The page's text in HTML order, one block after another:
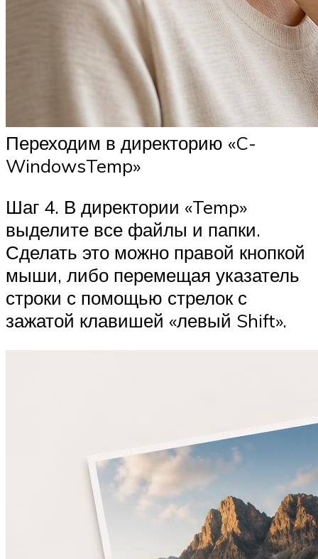
Переходим в директорию «C-
WindowsTemp»
Шаг 4. В директории «Temp»
выделите все файлы и папки.
Сделать это можно правой кнопкой
мыши, либо перемещая указатель
строки с помощью стрелок с
зажатой клавишей «левый Shift».